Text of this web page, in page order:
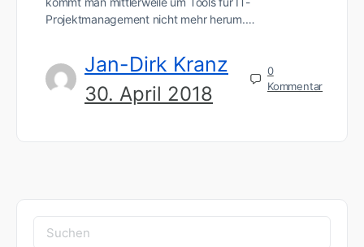
Projektmanagement nicht mehr herum.…
Jan-Dirk Kranz
30. April 2018
0
Kommentar
Suchen